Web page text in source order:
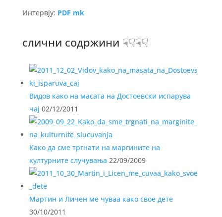
Интервју: PDF mk
слични содржини ☟☟☟☟
Видов како на масата на Достоевски испарува
чај 02/12/2011
Како да сме тргнати на маргините на
културните случувања 22/09/2009
Мартин и Личен ме чуваа како свое дете
30/10/2011